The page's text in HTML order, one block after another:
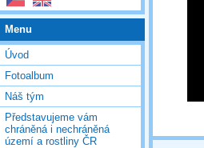
Menu
Úvod
Fotoalbum
Náš tým
Představujeme vám
chráněná i nechráněná
území a rostliny ČR